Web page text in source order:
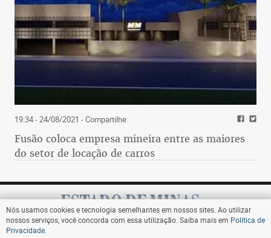
19:34 - 24/08/2021 - Compartilhe
Fusão coloca empresa mineira entre as maiores
do setor de locação de carros
Nós usamos cookies e tecnologia semelhantes em nossos sites. Ao utilizar
nossos serviços, você concorda com essa utilização. Saiba mais em Política de
Privacidade